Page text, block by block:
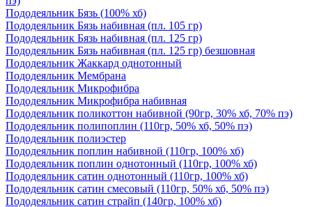
Пододеяльник Бязь (100% хб)
Пододеяльник Бязь набивная (пл. 105 гр)
Пододеяльник Бязь набивная (пл. 125 гр)
Пододеяльник Бязь набивная (пл. 125 гр) безшовная
Пододеяльник Жаккард однотонный
Пододеяльник Мембрана
Пододеяльник Микрофибра
Пододеяльник Микрофибра набивная
Пододеяльник поликоттон набивной (90гр, 30% хб, 70% пэ)
Пододеяльник полипоплин (110гр, 50% хб, 50% пэ)
Пододеяльник полиэстер
Пододеяльник поплин набивной (110гр, 100% хб)
Пододеяльник поплин однотонный (110гр, 100% хб)
Пододеяльник сатин однотонный (110гр, 100% хб)
Пододеяльник сатин смесовый (110гр, 50% хб, 50% пэ)
Пододеяльник сатин страйп (140гр, 100% хб)